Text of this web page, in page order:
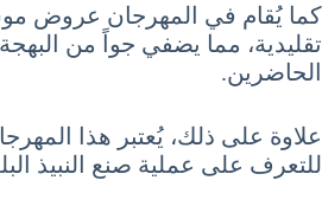
كما يُقام في المهرجان عروض
تقليدية، مما يضفي جواً من
الحاضرين.
علاوة على ذلك، يُعتبر هذا
للتعرف على عملية صنع النبيذ